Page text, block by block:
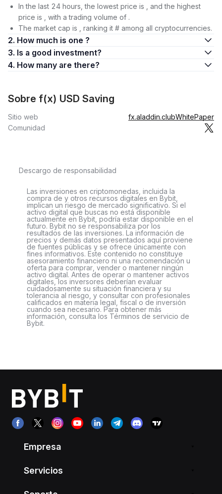
In the last 24 hours, the lowest price is , and the highest
price is , with a trading volume of .
The market cap is , ranking it # among all cryptocurrencies.
2. How much is one ?
3. Is a good investment?
4. How many are there?
Sobre f(x) USD Saving
Sitio web fx.aladdin.clubWhitePaper
Comunidad
Descargo de responsabilidad
Las inversiones en criptomonedas, incluida la
compra de y otros recursos digitales en Bybit,
implican un riesgo de mercado significativo. Si el
activo digital que buscas no está disponible
actualmente en Bybit, podría estar disponible en el
futuro. Bybit no se responsabiliza por los
resultados de las inversiones. La información de
precios y demás datos presentados aquí proviene
de fuentes públicas y se ofrece únicamente con
fines informativos. Este contenido no constituye
asesoramiento financiero ni una recomendación u
oferta para comprar, vender o mantener ningún
activo digital. Antes de operar o mantener activos
digitales, los inversores deberían evaluar
cuidadosamente su situación financiera y su
tolerancia al riesgo, y consultar con profesionales
calificados en materia legal, fiscal o de inversión
cuando sea necesario. Para obtener más
información, consulta los Términos de servicio de
Bybit.
Empresa
Servicios